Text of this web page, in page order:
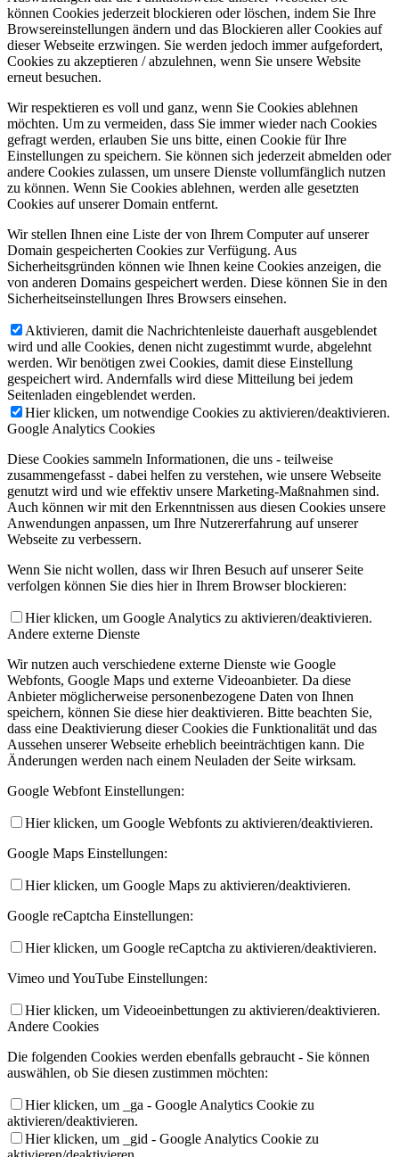
können Cookies jederzeit blockieren oder löschen, indem Sie Ihre
Browsereinstellungen ändern und das Blockieren aller Cookies auf
dieser Webseite erzwingen. Sie werden jedoch immer aufgefordert,
Cookies zu akzeptieren / abzulehnen, wenn Sie unsere Website
erneut besuchen.
Wir respektieren es voll und ganz, wenn Sie Cookies ablehnen
möchten. Um zu vermeiden, dass Sie immer wieder nach Cookies
gefragt werden, erlauben Sie uns bitte, einen Cookie für Ihre
Einstellungen zu speichern. Sie können sich jederzeit abmelden oder
andere Cookies zulassen, um unsere Dienste vollumfänglich nutzen
zu können. Wenn Sie Cookies ablehnen, werden alle gesetzten
Cookies auf unserer Domain entfernt.
Wir stellen Ihnen eine Liste der von Ihrem Computer auf unserer
Domain gespeicherten Cookies zur Verfügung. Aus
Sicherheitsgründen können wie Ihnen keine Cookies anzeigen, die
von anderen Domains gespeichert werden. Diese können Sie in den
Sicherheitseinstellungen Ihres Browsers einsehen.
Aktivieren, damit die Nachrichtenleiste dauerhaft ausgeblendet
wird und alle Cookies, denen nicht zugestimmt wurde, abgelehnt
werden. Wir benötigen zwei Cookies, damit diese Einstellung
gespeichert wird. Andernfalls wird diese Mitteilung bei jedem
Seitenladen eingeblendet werden.
Hier klicken, um notwendige Cookies zu aktivieren/deaktivieren.
Google Analytics Cookies
Diese Cookies sammeln Informationen, die uns - teilweise
zusammengefasst - dabei helfen zu verstehen, wie unsere Webseite
genutzt wird und wie effektiv unsere Marketing-Maßnahmen sind.
Auch können wir mit den Erkenntnissen aus diesen Cookies unsere
Anwendungen anpassen, um Ihre Nutzererfahrung auf unserer
Webseite zu verbessern.
Wenn Sie nicht wollen, dass wir Ihren Besuch auf unserer Seite
verfolgen können Sie dies hier in Ihrem Browser blockieren:
Hier klicken, um Google Analytics zu aktivieren/deaktivieren.
Andere externe Dienste
Wir nutzen auch verschiedene externe Dienste wie Google
Webfonts, Google Maps und externe Videoanbieter. Da diese
Anbieter möglicherweise personenbezogene Daten von Ihnen
speichern, können Sie diese hier deaktivieren. Bitte beachten Sie,
dass eine Deaktivierung dieser Cookies die Funktionalität und das
Aussehen unserer Webseite erheblich beeinträchtigen kann. Die
Änderungen werden nach einem Neuladen der Seite wirksam.
Google Webfont Einstellungen:
Hier klicken, um Google Webfonts zu aktivieren/deaktivieren.
Google Maps Einstellungen:
Hier klicken, um Google Maps zu aktivieren/deaktivieren.
Google reCaptcha Einstellungen:
Hier klicken, um Google reCaptcha zu aktivieren/deaktivieren.
Vimeo und YouTube Einstellungen:
Hier klicken, um Videoeinbettungen zu aktivieren/deaktivieren.
Andere Cookies
Die folgenden Cookies werden ebenfalls gebraucht - Sie können
auswählen, ob Sie diesen zustimmen möchten:
Hier klicken, um _ga - Google Analytics Cookie zu
aktivieren/deaktivieren.
Hier klicken, um _gid - Google Analytics Cookie zu